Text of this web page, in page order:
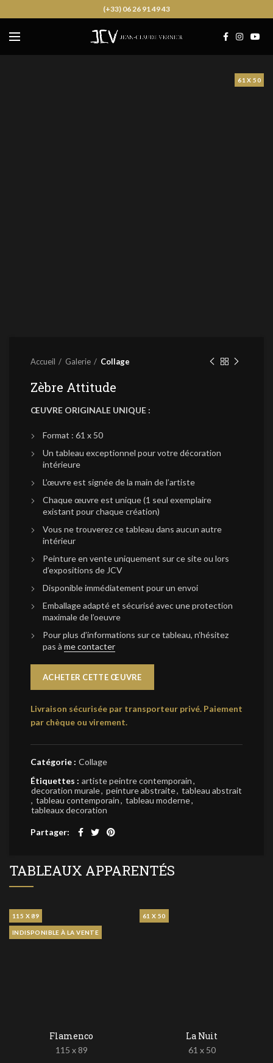
(+33) 06 26 91 49 43
61 X 50
Accueil Galerie Collage
Zèbre Attitude
ŒUVRE ORIGINALE UNIQUE :
Format : 61 x 50
Un tableau exceptionnel pour votre décoration
intérieure
L’œuvre est signée de la main de l’artiste
Chaque œuvre est unique (1 seul exemplaire
existant pour chaque création)
Vous ne trouverez ce tableau dans aucun autre
intérieur
Peinture en vente uniquement sur ce site ou lors
d’expositions de JCV
Disponible immédiatement pour un envoi
Emballage adapté et sécurisé avec une protection
maximale de l’oeuvre
Pour plus d’informations sur ce tableau, n’hésitez
pas à me contacter
ACHETER CETTE ŒUVRE
Livraison sécurisée par transporteur privé. Paiement
par chèque ou virement.
Catégorie : Collage
Étiquettes : artiste peintre contemporain,
decoration murale, peinture abstraite, tableau abstrait
, tableau contemporain, tableau moderne,
tableaux decoration
Partager
TABLEAUX APPARENTÉS
115 X 89
INDISPONIBLE À LA VENTE
Flamenco
115 x 89
61 X 50
La Nuit
61 x 50